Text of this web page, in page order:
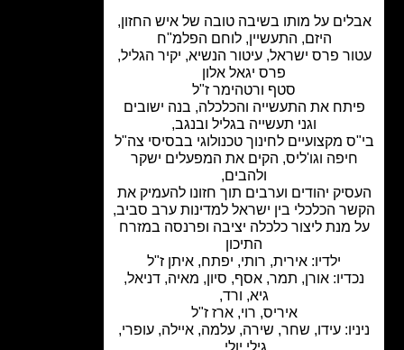
על מותו בשיבה טובה של איש החזון,
היזם, התעשיין, לוחם הפלמ"ח
פרס ישראל, עיטור הנשיא, יקיר הגליל,
פרס יגאל אלון
סטף ורטהימר ז"ל
את התעשייה והכלכלה, בנה ישובים
וגני תעשייה בגליל ובנגב,
מקצועיים לחינוך טכנולוגי בבסיסי צה"ל
חיפה וגו'ליס, הקים את המפעלים ישקר
יהודים וערבים תוך חזונו להעמיק את
הכלכלי בין ישראל למדינות ערב סביב,
מנת ליצור כלכלה יציבה ופרנסה במזרח
ילדיו: אירית, רותי, יפתח, איתן ז"ל
אורן, תמר, אסף, סיון, מאיה, דניאל,
גיא, ורד,
איריס, רוי, ארז ז"ל
עידו, שחר, שירה, עלמה, איילה, עופרי,